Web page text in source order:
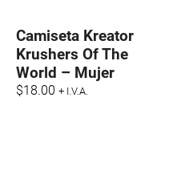
Camiseta Kreator
Krushers Of The
World – Mujer
$18.00 + I.V.A.